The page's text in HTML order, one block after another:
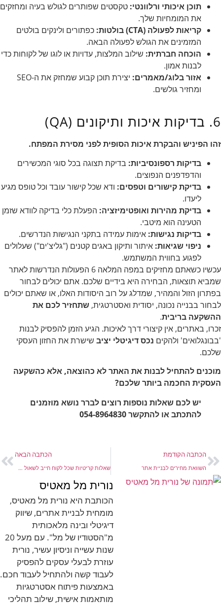
תוכן איכותי ורלוונטי: טקסטים שפותרים לגולש בעיה ומחזקים
את המומחיות שלך.
קריאות לפעולה (CTA) בולטות:
כפתורים ולינקים בולטים
המזמינים את הגולש לפעולה הבאה.
הוכחה חברתית: שילוב המלצות, עדויות או לוגו של לקוחות כדי
לבנות אמון.
אזור בלוג/מאמרים:
יצירת תוכן קבוע שמחזק את ה-SEO
ומחזיר גולשים.
6. בדיקות איכות ותיקונים (QA)
זהו הפיניש והבקרת איכות הסופית לפני מסירת המפתח.
בדיקות רספונסיביות: בדיקת תצוגה בכל סוגי המכשירים
והדפדפנים הנפוצים.
בדיקת קישורים וטפסים: ודא שכל קישור עובד וכל טופס מגיע
ליעדו.
בדיקת מהירות ואופטימיזציה: הפעלת כלי בדיקה לוודא שזמן
הטעינה הוא מיטבי.
בדיקות נגישות: אימות עמידה בתקני הנגישות הנדרשים.
ניפוי שגיאות: איתור ותיקון באגים קטנים ("גליצ'ים") שעלולים
לפגוע בחווית המשתמש.
עכשיו כשאתם מחזיקים במפה המלאה 6 הפעולות הנדרשות לאתר
שמביא תוצאות, הבחירה היא בידיים שלכם. אתם יכולים לבחור
בפתרון הזול והמהיר, שמדלג על רוב היסודות האלו, או שאתם יכולים
לבחור בבנייה נכונה, יסודית ואסטרטגית, שתחזיר לכם את
ההשקעה בריבית.
זכרו, באתרים, אין קיצורי דרך לאיכות. הגיע הזמן להפסיק לבנות
'בבונגלואים' ולהקים נכס דיגיטלי יציב שישרת את החזון העסקי
שלכם.
מוכנים להתחיל לבנות את האתר לא כהוצאה, אלא כהשקעה
העסקית החכמה ביותר שלכם?
יש לכם שאלות נוספות רוצים לברר נושא מוזמנים
להתכתב או להתקשר 054-8964830
הכתבה הקודמת
השוואת מחירים לבניית אתר
הכתבה הבאה
שאלות קריטיות שכל לקוח חייב לשאול בונה אתרים
נורית מל מאטיס
הכותבת היא נורית מל מאטיס,
מומחית לבניית אתרים, שיווק
דיגיטלי ובינה מלאכותית
מ"הסטודיו של מל". עם מעל 20
שנות עשייה וניסיון עשיר, נורית
עוזרת לבעלי עסקים להפסיק
לעבוד קשה ולהתחיל לעבוד חכם.
באמצעות פיתוח אסטרטגיות
מותאמות אישית, שילוב תהליכי